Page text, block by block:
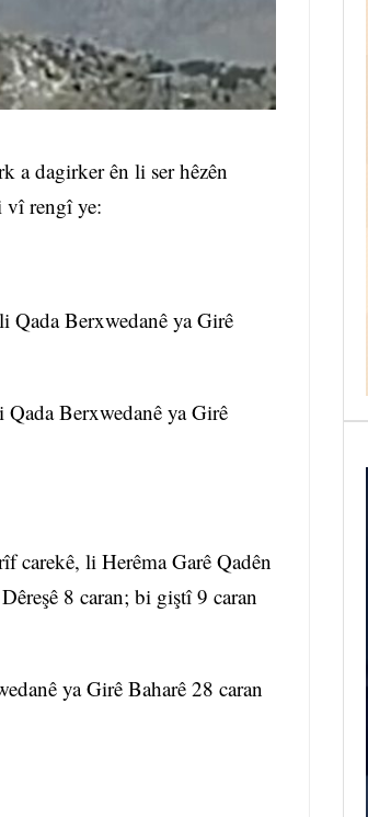
a dagirker ên li ser hêzên
vî rengî ye:
Qada Berxwedanê ya Girê
Berxwedanê ya Girê
carekê, li Herêma Garê Qadên
8 caran; bi giştî 9 caran
ya Girê Baharê 28 caran